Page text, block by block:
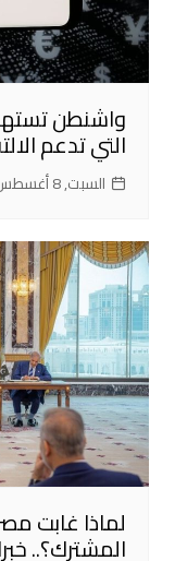
واشنطن
التي تدعم
السبت, 8 أغسطس 2026, 0:34
لماذا غابت
المشترك؟..